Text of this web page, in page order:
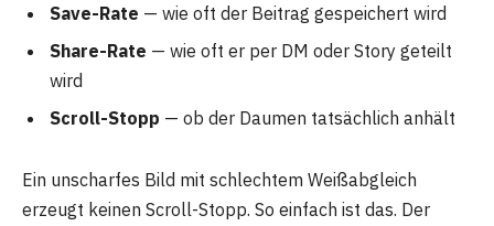
Save-Rate — wie oft der Beitrag gespeichert wird
Share-Rate — wie oft er per DM oder Story geteilt
wird
Scroll-Stopp — ob der Daumen tatsächlich anhält
Ein unscharfes Bild mit schlechtem Weißabgleich
erzeugt keinen Scroll-Stopp. So einfach ist das. Der